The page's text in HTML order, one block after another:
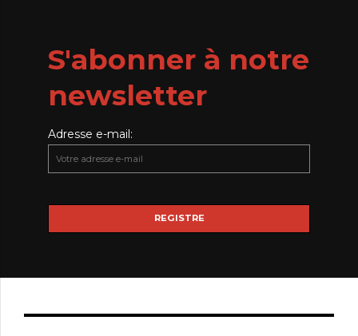
S'abonner à notre
newsletter
Adresse e-mail: